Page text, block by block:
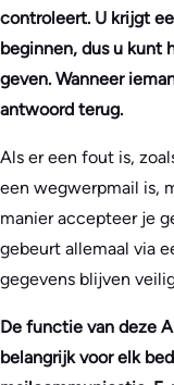
controleert. U krijgt
beginnen, dus u kunt
geven. Wanneer
antwoord terug.
Als er een fout is,
een wegwerpmail is,
manier accepteer je
gebeurt allemaal via
gegevens blijven
De functie van deze
belangrijk voor elk